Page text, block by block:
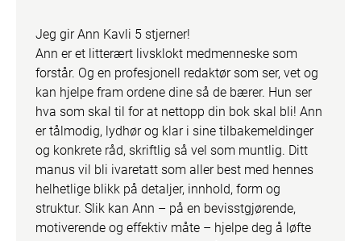
Jeg gir Ann Kavli 5 stjerner!
Ann er et litterært livsklokt medmenneske som
forstår. Og en profesjonell redaktør som ser, vet og
kan hjelpe fram ordene dine så de bærer. Hun ser
hva som skal til for at nettopp din bok skal bli! Ann
er tålmodig, lydhør og klar i sine tilbakemeldinger
og konkrete råd, skriftlig så vel som muntlig. Ditt
manus vil bli ivaretatt som aller best med hennes
helhetlige blikk på detaljer, innhold, form og
struktur. Slik kan Ann – på en bevisstgjørende,
motiverende og effektiv måte – hjelpe deg å løfte